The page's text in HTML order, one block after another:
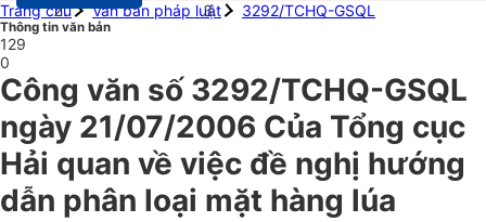
Trang chủ
Văn bản pháp luật 3292/TCHQ-GSQL
Thông tin văn bản
129
0
Công văn số 3292/TCHQ-GSQL
ngày 21/07/2006 Của Tổng cục
Hải quan về việc đề nghị hướng
dẫn phân loại mặt hàng lúa